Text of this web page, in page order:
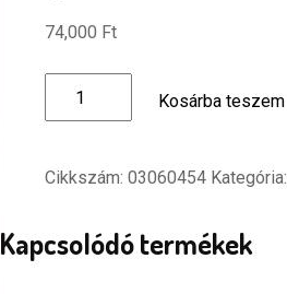
74,000 Ft
140/90B15
TL
Kosárba teszem
Cikkszám:03060454 Kategória:
Kapcsolódó termékek